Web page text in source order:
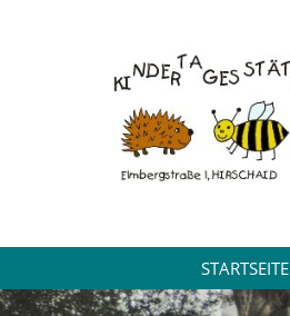
STARTSEITE